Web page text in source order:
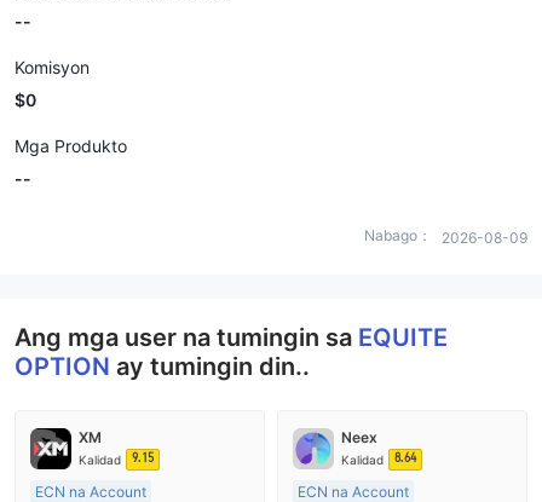
--
Komisyon
$0
Mga Produkto
--
Nabago： 2026-08-09
Ang mga user na tumingin sa EQUITE
OPTION ay tumingin din..
XM
Kalidad 9.15
ECN na Account
Neex
Kalidad 8.64
ECN na Account